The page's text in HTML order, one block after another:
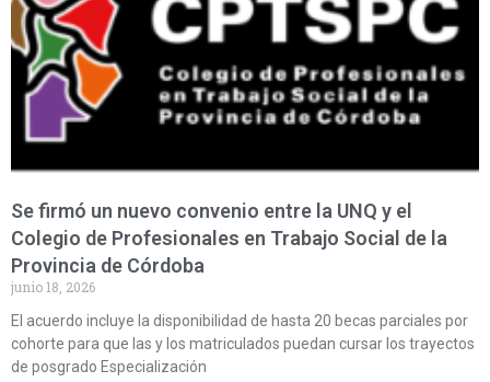
Se firmó un nuevo convenio entre la UNQ y el
Colegio de Profesionales en Trabajo Social de la
Provincia de Córdoba
junio 18, 2026
El acuerdo incluye la disponibilidad de hasta 20 becas parciales por
cohorte para que las y los matriculados puedan cursar los trayectos
de posgrado Especialización